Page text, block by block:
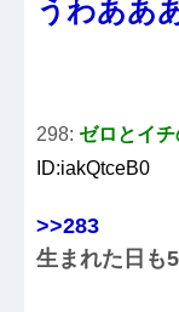
うわああ
298: ゼロとイ
ID:iakQtceB0
>>283
生まれた日も